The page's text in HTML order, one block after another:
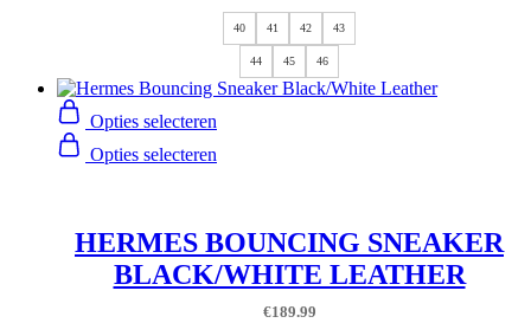
40 41 42 43
44 45 46
Opties selecteren
Opties selecteren
HERMES BOUNCING SNEAKER
BLACK/WHITE LEATHER
€189.99